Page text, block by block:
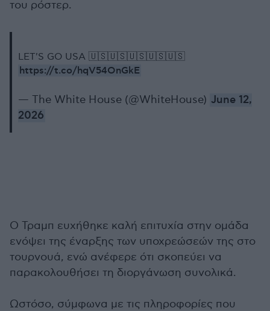
του ρόστερ.
LET'S GO USA 🇺🇸🇺🇸🇺🇸🇺🇸🇺🇸
https://t.co/hqV54OnGkE
— The White House (@WhiteHouse) June 12,
2026
Ο Τραμπ ευχήθηκε καλή επιτυχία στην ομάδα
ενόψει της έναρξης των υποχρεώσεών της στο
τουρνουά, ενώ ανέφερε ότι σκοπεύει να
παρακολουθήσει τη διοργάνωση συνολικά.
Ωστόσο, σύμφωνα με τις πληροφορίες που